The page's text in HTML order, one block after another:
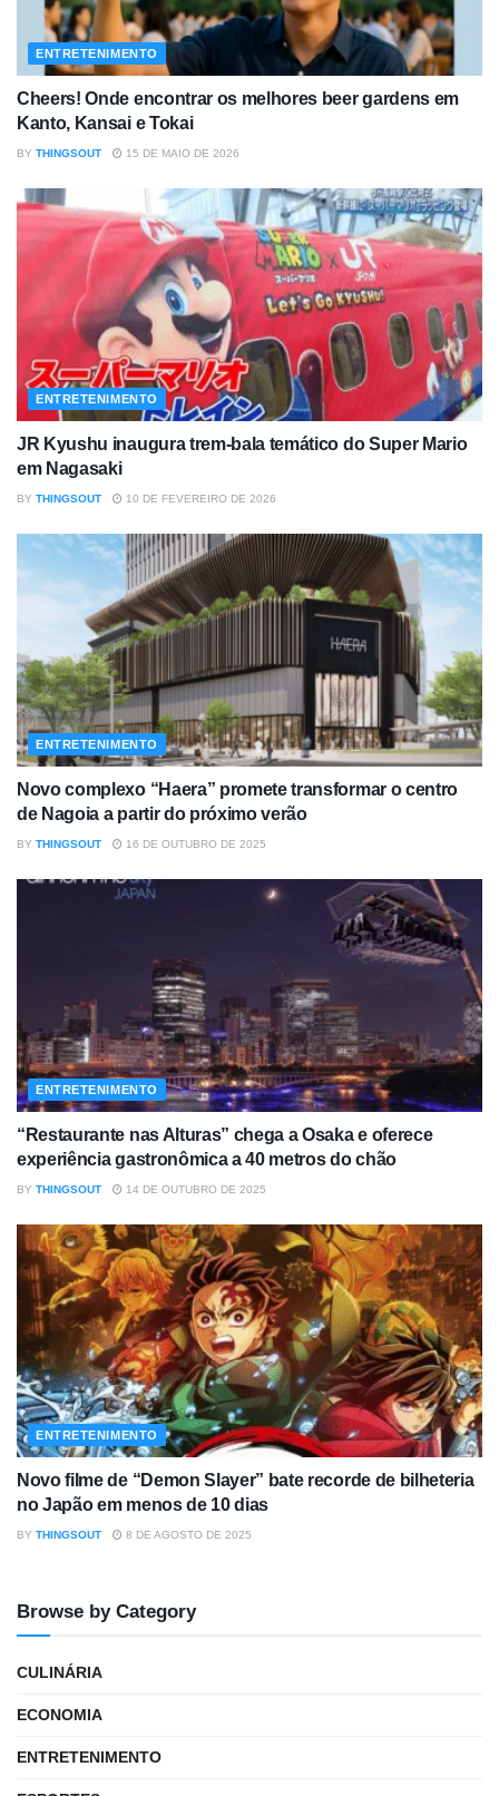
ENTRETENIMENTO
Cheers! Onde encontrar os melhores beer gardens em
Kanto, Kansai e Tokai
BY THINGSOUT 15 DE MAIO DE 2026
ENTRETENIMENTO
JR Kyushu inaugura trem-bala temático do Super Mario
em Nagasaki
BY THINGSOUT 10 DE FEVEREIRO DE 2026
ENTRETENIMENTO
Novo complexo “Haera” promete transformar o centro
de Nagoia a partir do próximo verão
BY THINGSOUT 16 DE OUTUBRO DE 2025
ENTRETENIMENTO
“Restaurante nas Alturas” chega a Osaka e oferece
experiência gastronômica a 40 metros do chão
BY THINGSOUT 14 DE OUTUBRO DE 2025
ENTRETENIMENTO
Novo filme de “Demon Slayer” bate recorde de bilheteria
no Japão em menos de 10 dias
BY THINGSOUT 8 DE AGOSTO DE 2025
Browse by Category
CULINÁRIA
ECONOMIA
ENTRETENIMENTO